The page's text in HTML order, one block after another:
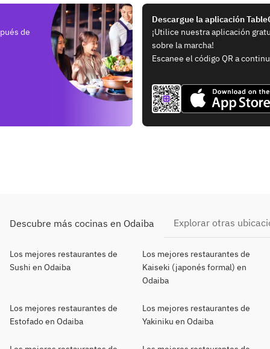
de
Descargue la aplicación
¡Utilice nuestra aplicación
sobre la marcha!
Escanee el código QR a
Descubre más cocinas en Odaiba Explorar otras
Los mejores restaurantes de
Sushi en Odaiba
Los mejores restaurantes de
Kaiseki (japonés formal) en
Odaiba
Los mejores restaurantes de
Estofado en Odaiba
Los mejores restaurantes de
Yakiniku en Odaiba